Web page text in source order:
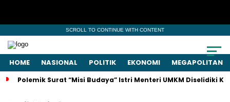
SCROLL TO CONTINUE WITH CONTENT
HOME NASIONAL POLITIK EKONOMI MEGAPOLITAN
Polemik Surat “Misi Budaya” Istri Menteri UMKM Diselidiki